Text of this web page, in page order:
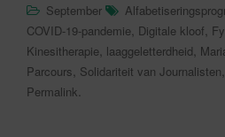
c
e
b
tt
er
September
COVID-19-pandemie, Digitale kloof,
Kinesitherapie, laaggeletterdheid,
Parcours, Solidariteit van Journalisten,
Permalink.